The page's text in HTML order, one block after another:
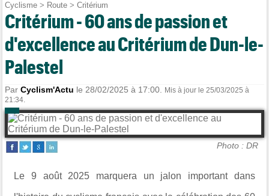
Cyclisme > Route >Critérium
Critérium - 60 ans de passion et
d'excellence au Critérium de Dun-le-
Palestel
ParCyclism'Actu le 28/02/2025 à 17:00.
Mis à jour le 25/03/2025 à
21:34.
Photo : DR
Le 9 août 2025 marquera un jalon important dans